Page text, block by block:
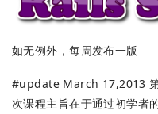
如无例外，每周发布一版
#update March 17,2013
次课程主旨在于通过初学者